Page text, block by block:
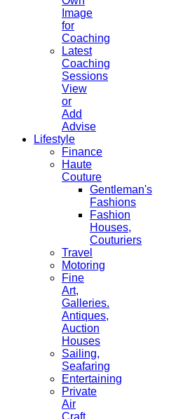
Image
for
Coaching
Latest
Coaching
Sessions
View
or
Add
Advise
Lifestyle
Finance
Haute
Couture
Gentleman's
Fashions
Fashion
Houses,
Couturiers
Travel
Motoring
Fine
Art,
Galleries.
Antiques,
Auction
Houses
Sailing,
Seafaring
Entertaining
Private
Air
Craft